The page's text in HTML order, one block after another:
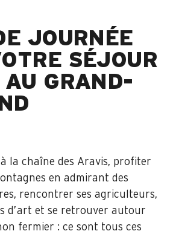
JOURNÉE
SÉJOUR
AU GRAND-
la chaîne des Aravis, profiter
en admirant des
rencontrer ses agriculteurs,
d’art et se retrouver autour
fermier : ce sont tous ces